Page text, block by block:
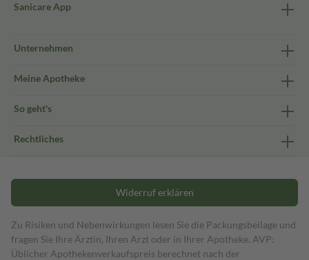
Sanicare App
Unternehmen
Meine Apotheke
So geht's
Rechtliches
Widerruf erklären
Zu Risiken und Nebenwirkungen lesen Sie die Packungsbeilage und
fragen Sie Ihre Ärztin, Ihren Arzt oder in Ihrer Apotheke. AVP:
Üblicher Apothekenverkaufspreis berechnet nach der